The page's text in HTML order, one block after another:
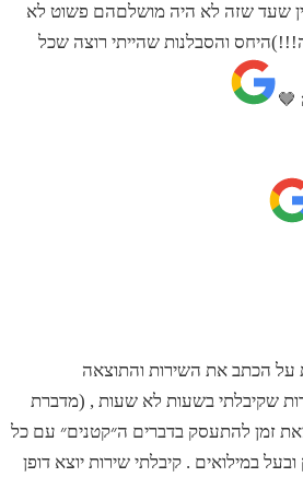
שעד שזה לא היה מושלםהם פשוט לא
והסבלנות שהייתי רוצה שכל
🤎
על הכתב את השירות והתוצאה
שקיבלתי בשעות לא שעות , (מדברת
זמן להתעסק בדברים ה״קטנים״ עם כל
במילואים . קיבלתי שירות יוצא דופן